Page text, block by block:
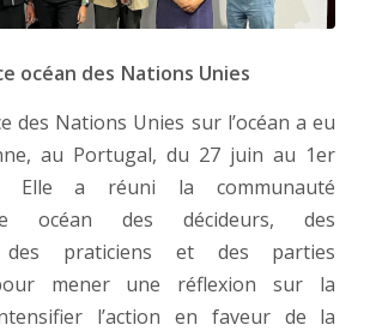
océan des Nations Unies
des Nations Unies sur l’océan a eu
au Portugal, du 27 juin au 1er
Elle a réuni la communauté
océan des décideurs, des
des praticiens et des parties
mener une réflexion sur la
l’action en faveur de la